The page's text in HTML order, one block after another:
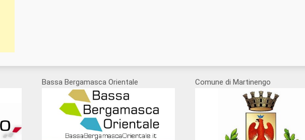
Bassa Bergamasca Orientale Comune di Martinengo